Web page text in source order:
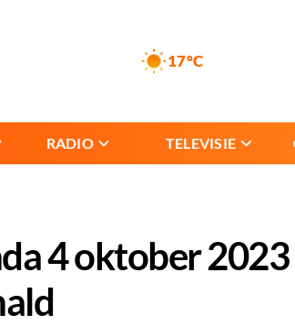
17°C
RADIO TELEVISIE
4 oktober